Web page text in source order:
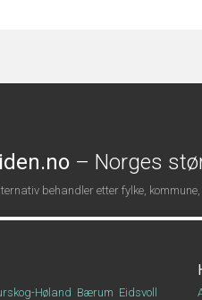
– Norges
behandler etter fylke,
Høland Bærum Eidsvoll